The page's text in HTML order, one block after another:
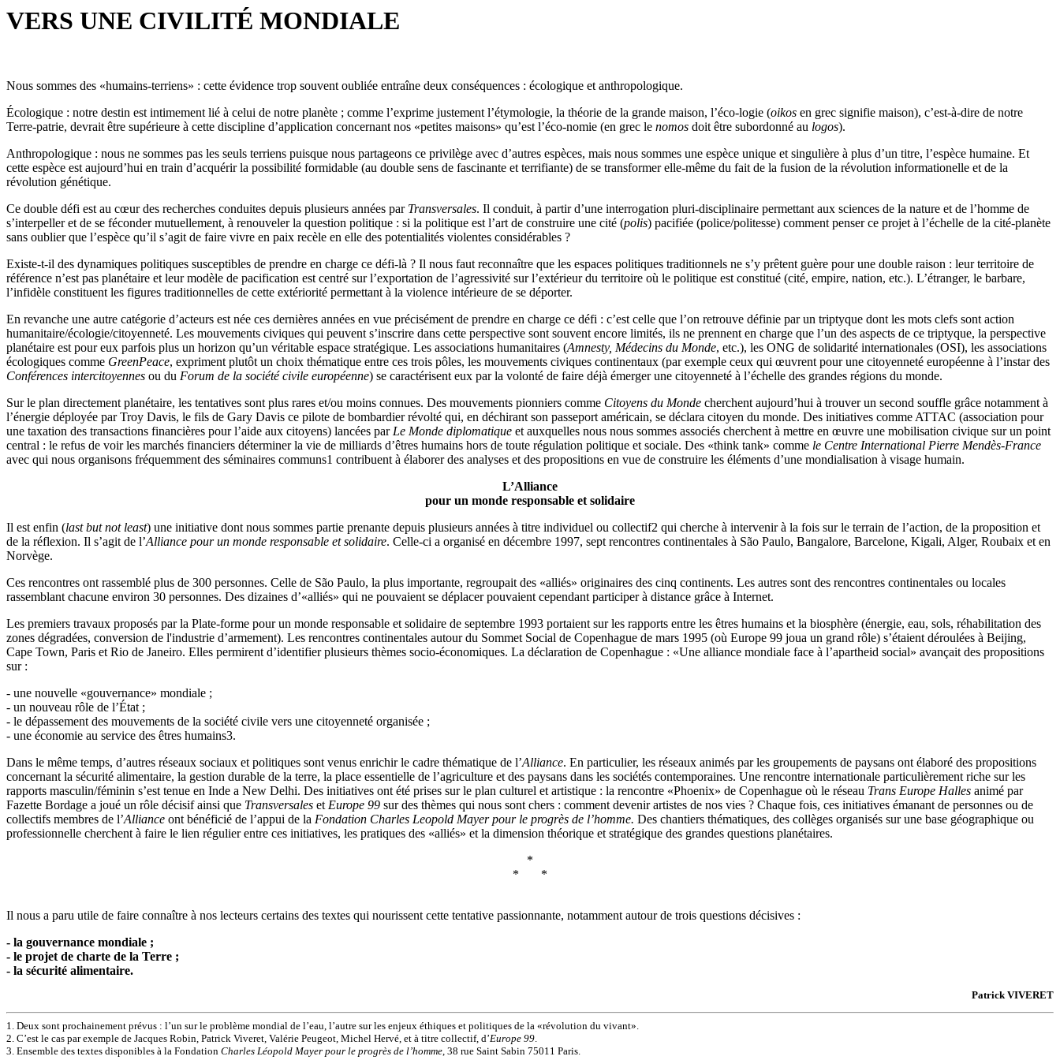
VERS UNE CIVILITÉ MONDIALE
Nous sommes des «humains-terriens» : cette évidence trop souvent oubliée entraîne deux conséquences : écologique et anthropologique.
Écologique : notre destin est intimement lié à celui de notre planète ; comme l’exprime justement l’étymologie, la théorie de la grande maison, l’éco-logie (oikos en grec signifie maison), c’est-à-dire de notre
Terre-patrie, devrait être supérieure à cette discipline d’application concernant nos «petites maisons» qu’est l’éco-nomie (en grec le nomos doit être subordonné au logos).
Anthropologique : nous ne sommes pas les seuls terriens puisque nous partageons ce privilège avec d’autres espèces, mais nous sommes une espèce unique et singulière à plus d’un titre, l’espèce humaine. Et
cette espèce est aujourd’hui en train d’acquérir la possibilité formidable (au double sens de fascinante et terrifiante) de se transformer elle-même du fait de la fusion de la révolution informationelle et de la
révolution génétique.
Ce double défi est au cœur des recherches conduites depuis plusieurs années par Transversales. Il conduit, à partir d’une interrogation pluri-disciplinaire permettant aux sciences de la nature et de l’homme de
s’interpeller et de se féconder mutuellement, à renouveler la question politique : si la politique est l’art de construire une cité (polis) pacifiée (police/politesse) comment penser ce projet à l’échelle de la cité-planète
sans oublier que l’espèce qu’il s’agit de faire vivre en paix recèle en elle des potentialités violentes considérables ?
Existe-t-il des dynamiques politiques susceptibles de prendre en charge ce défi-là ? Il nous faut reconnaître que les espaces politiques traditionnels ne s’y prêtent guère pour une double raison : leur territoire de
référence n’est pas planétaire et leur modèle de pacification est centré sur l’exportation de l’agressivité sur l’extérieur du territoire où le politique est constitué (cité, empire, nation, etc.). L’étranger, le barbare,
l’infidèle constituent les figures traditionnelles de cette extériorité permettant à la violence intérieure de se déporter.
En revanche une autre catégorie d’acteurs est née ces dernières années en vue précisément de prendre en charge ce défi : c’est celle que l’on retrouve définie par un triptyque dont les mots clefs sont action
humanitaire/écologie/citoyenneté. Les mouvements civiques qui peuvent s’inscrire dans cette perspective sont souvent encore limités, ils ne prennent en charge que l’un des aspects de ce triptyque, la perspective
planétaire est pour eux parfois plus un horizon qu’un véritable espace stratégique. Les associations humanitaires (Amnesty, Médecins du Monde, etc.), les ONG de solidarité internationales (OSI), les associations
écologiques comme GreenPeace, expriment plutôt un choix thématique entre ces trois pôles, les mouvements civiques continentaux (par exemple ceux qui œuvrent pour une citoyenneté européenne à l’instar des
Conférences intercitoyennes ou du Forum de la société civile européenne) se caractérisent eux par la volonté de faire déjà émerger une citoyenneté à l’échelle des grandes régions du monde.
Sur le plan directement planétaire, les tentatives sont plus rares et/ou moins connues. Des mouvements pionniers comme Citoyens du Monde cherchent aujourd’hui à trouver un second souffle grâce notamment à
l’énergie déployée par Troy Davis, le fils de Gary Davis ce pilote de bombardier révolté qui, en déchirant son passeport américain, se déclara citoyen du monde. Des initiatives comme ATTAC (association pour
une taxation des transactions financières pour l’aide aux citoyens) lancées parLe Monde diplomatique et auxquelles nous nous sommes associés cherchent à mettre en œuvre une mobilisation civique sur un point
central : le refus de voir les marchés financiers déterminer la vie de milliards d’êtres humains hors de toute régulation politique et sociale. Des «think tank» comme le Centre International Pierre Mendès-France
avec qui nous organisons fréquemment des séminaires communs1 contribuent à élaborer des analyses et des propositions en vue de construire les éléments d’une mondialisation à visage humain.
L’Alliance
pour un monde responsable et solidaire
Il est enfin (last but not least) une initiative dont nous sommes partie prenante depuis plusieurs années à titre individuel ou collectif2 qui cherche à intervenir à la fois sur le terrain de l’action, de la proposition et
de la réflexion. Il s’agit de l’Alliance pour un monde responsable et solidaire. Celle-ci a organisé en décembre 1997, sept rencontres continentales à São Paulo, Bangalore, Barcelone, Kigali, Alger, Roubaix et en
Norvège.
Ces rencontres ont rassemblé plus de 300 personnes. Celle de São Paulo, la plus importante, regroupait des «alliés» originaires des cinq continents. Les autres sont des rencontres continentales ou locales
rassemblant chacune environ 30 personnes. Des dizaines d’«alliés» qui ne pouvaient se déplacer pouvaient cependant participer à distance grâce à Internet.
Les premiers travaux proposés par la Plate-forme pour un monde responsable et solidaire de septembre 1993 portaient sur les rapports entre les êtres humains et la biosphère (énergie, eau, sols, réhabilitation des
zones dégradées, conversion de l'industrie d’armement). Les rencontres continentales autour du Sommet Social de Copenhague de mars 1995 (où Europe 99 joua un grand rôle) s’étaient déroulées à Beijing,
Cape Town, Paris et Rio de Janeiro. Elles permirent d’identifier plusieurs thèmes socio-économiques. La déclaration de Copenhague : «Une alliance mondiale face à l’apartheid social» avançait des propositions
sur :
- une nouvelle «gouvernance» mondiale ;
- un nouveau rôle de l’État ;
- le dépassement des mouvements de la société civile vers une citoyenneté organisée ;
- une économie au service des êtres humains3.
Dans le même temps, d’autres réseaux sociaux et politiques sont venus enrichir le cadre thématique de l’Alliance. En particulier, les réseaux animés par les groupements de paysans ont élaboré des propositions
concernant la sécurité alimentaire, la gestion durable de la terre, la place essentielle de l’agriculture et des paysans dans les sociétés contemporaines. Une rencontre internationale particulièrement riche sur les
rapports masculin/féminin s’est tenue en Inde a New Delhi. Des initiatives ont été prises sur le plan culturel et artistique : la rencontre «Phoenix» de Copenhague où le réseau Trans Europe Halles animé par
Fazette Bordage a joué un rôle décisif ainsi que Transversales etEurope 99 sur des thèmes qui nous sont chers : comment devenir artistes de nos vies ? Chaque fois, ces initiatives émanant de personnes ou de
collectifs membres de l’Alliance ont bénéficié de l’appui de la Fondation Charles Leopold Mayer pour le progrès de l’homme. Des chantiers thématiques, des collèges organisés sur une base géographique ou
professionnelle cherchent à faire le lien régulier entre ces initiatives, les pratiques des «alliés» et la dimension théorique et stratégique des grandes questions planétaires.
*
* *
Il nous a paru utile de faire connaître à nos lecteurs certains des textes qui nourissent cette tentative passionnante, notamment autour de trois questions décisives :
- la gouvernance mondiale ;
- le projet de charte de la Terre ;
- la sécurité alimentaire.
Patrick VIVERET
1. Deux sont prochainement prévus : l’un sur le problème mondial de l’eau, l’autre sur les enjeux éthiques et politiques de la «révolution du vivant».
2. C’est le cas par exemple de Jacques Robin, Patrick Viveret, Valérie Peugeot, Michel Hervé, et à titre collectif, d’Europe 99.
3. Ensemble des textes disponibles à la Fondation Charles Léopold Mayer pour le progrès de l’homme, 38 rue Saint Sabin 75011 Paris.